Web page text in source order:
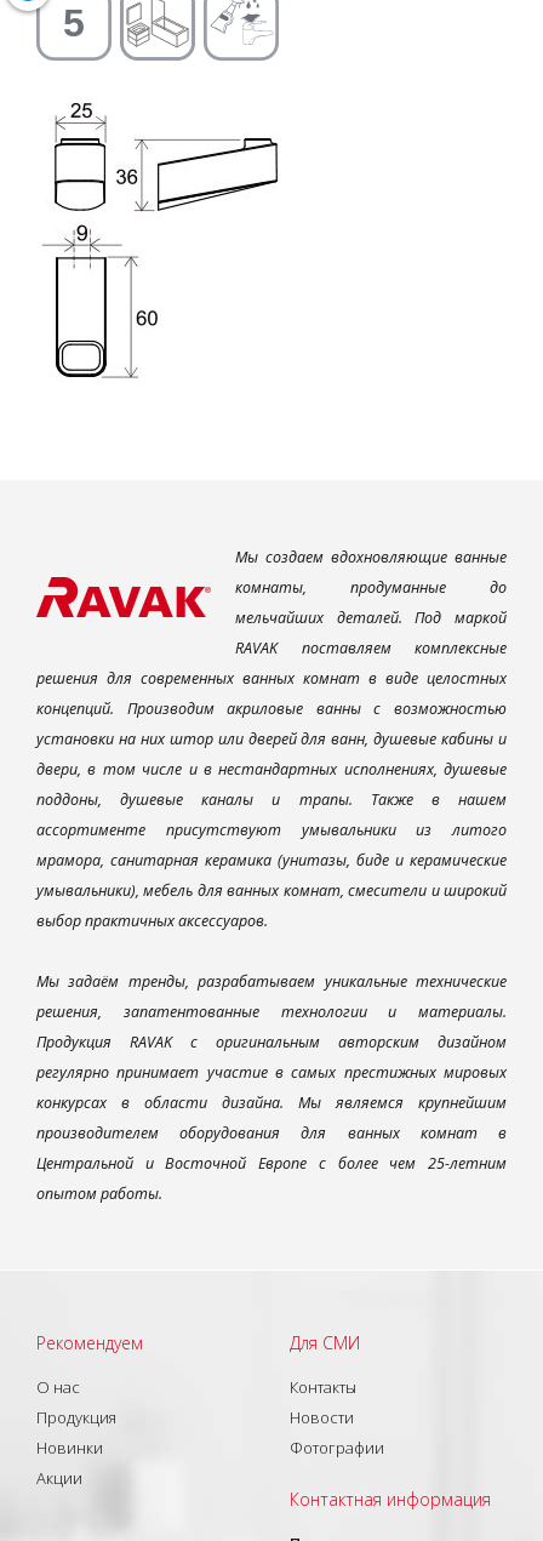
Мы создаем вдохновляющие ванные
комнаты, продуманные до
мельчайших деталей. Под маркой
RAVAK поставляем комплексные
решения для современных ванных комнат в виде целостных
концепций. Производим акриловые ванны с возможностью
установки на них штор или дверей для ванн, душевые кабины и
двери, в том числе и в нестандартных исполнениях, душевые
поддоны, душевые каналы и трапы. Также в нашем
ассортименте присутствуют умывальники из литого
мрамора, санитарная керамика (унитазы, биде и керамические
умывальники), мебель для ванных комнат, смесители и широкий
выбор практичных аксессуаров.
Мы задаём тренды, разрабатываем уникальные технические
решения, запатентованные технологии и материалы.
Продукция RAVAK с оригинальным авторским дизайном
регулярно принимает участие в самых престижных мировых
конкурсах в области дизайна. Мы являемся крупнейшим
производителем оборудования для ванных комнат в
Центральной и Восточной Европе с более чем 25-летним
опытом работы.
Рекомендуем
О нас
Продукция
Новинки
Акции
Для СМИ
Контакты
Новости
Фотографии
Контактная информация